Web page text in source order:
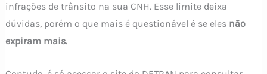
infrações de trânsito na sua CNH. Esse limite deixa
dúvidas, porém o que mais é questionável é se eles não
expiram mais.